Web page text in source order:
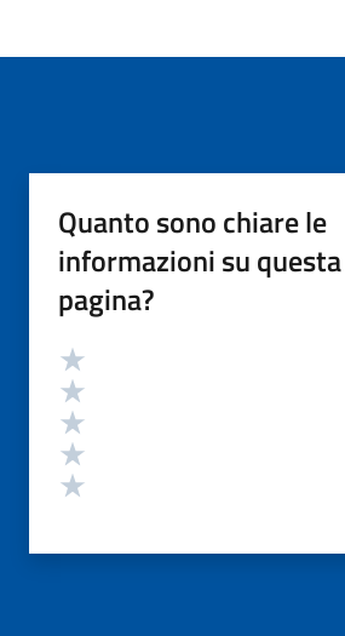
Quanto sono chiare le
informazioni su questa
pagina?
Valutazione